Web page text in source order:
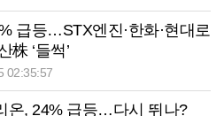
급등…STX엔진·한화·현대로
株 ‘들썩’
02:35:57
온, 24% 급등…다시 뛰나?